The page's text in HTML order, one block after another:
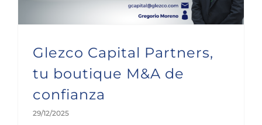
Glezco Capital Partners,
tu boutique M&A de
confianza
29/12/2025